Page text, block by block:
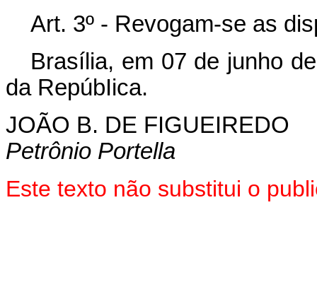
Art. 3º - Revogam-se as
Brasília, em 07 de junho
da RepúbIica.
JOÃO B. DE FIGUEIREDO
Petrônio Portella
Este texto não substitui o